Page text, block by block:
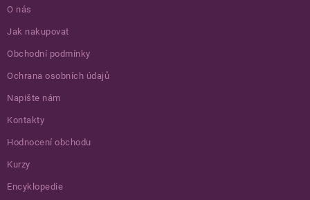
O nás
Jak nakupovat
Obchodní podmínky
Ochrana osobních údajů
Napište nám
Kontakty
Hodnocení obchodu
Kurzy
Encyklopedie